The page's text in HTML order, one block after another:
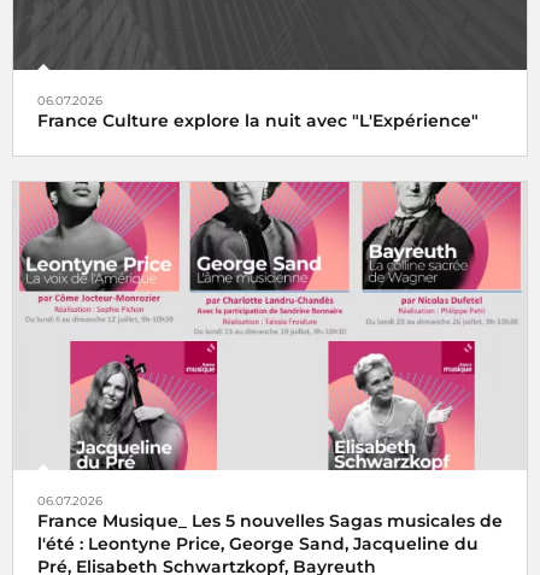
06.07.2026
France Culture explore la nuit avec "L'Expérience"
06.07.2026
France Musique_ Les 5 nouvelles Sagas musicales de
l'été : Leontyne Price, George Sand, Jacqueline du
Pré, Elisabeth Schwartzkopf, Bayreuth